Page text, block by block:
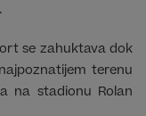
se zahuktava dok
terenu
na stadionu Rolan